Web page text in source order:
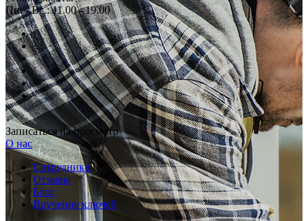
Пн. - Вс.: 11.00 - 19.00
Записаться на просмотр
О нас
Сотрудники
Отзывы
Блог
Вручение ключей